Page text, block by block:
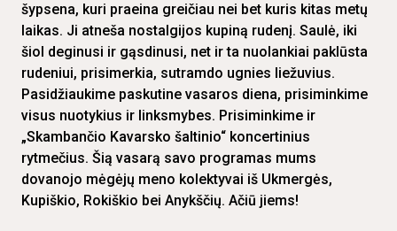
šypsena, kuri praeina greičiau nei bet kuris kitas metų
laikas. Ji atneša nostalgijos kupiną rudenį. Saulė, iki
šiol deginusi ir gąsdinusi, net ir ta nuolankiai paklūsta
rudeniui, prisimerkia, sutramdo ugnies liežuvius.
Pasidžiaukime paskutine vasaros diena, prisiminkime
visus nuotykius ir linksmybes. Prisiminkime ir
„Skambančio Kavarsko šaltinio“ koncertinius
rytmečius. Šią vasarą savo programas mums
dovanojo mėgėjų meno kolektyvai iš Ukmergės,
Kupiškio, Rokiškio bei Anykščių. Ačiū jiems!